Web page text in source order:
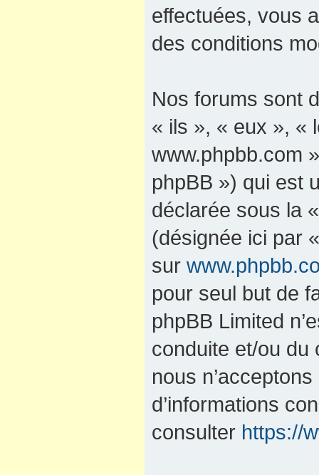
effectuées, vous
des conditions
Nos forums sont
« ils », « eux », «
www.phpbb.com
phpBB ») qui est
déclarée sous la
(désignée ici par
sur
pour seul but de
phpBB Limited
conduite et/ou du
nous
d’informations
consulter https://